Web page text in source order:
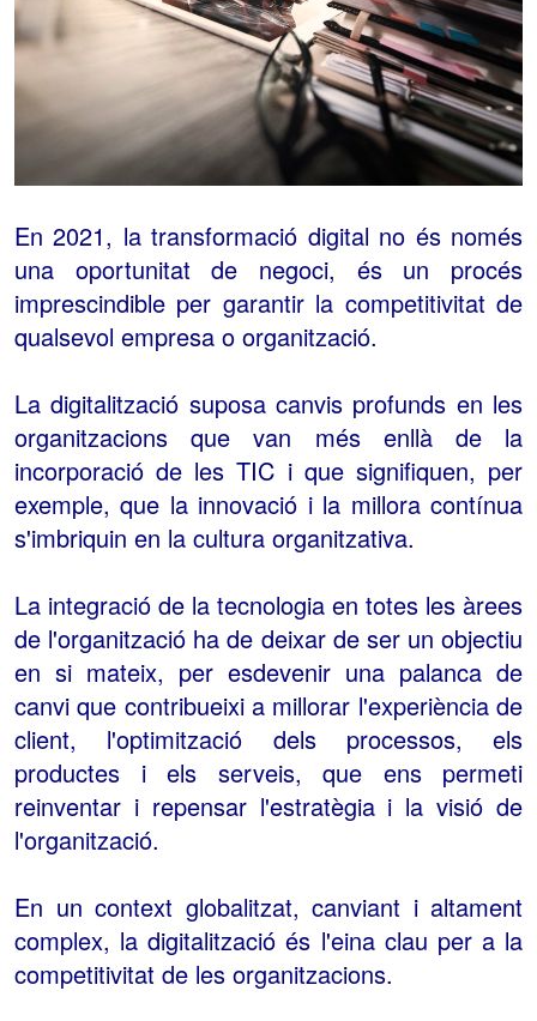
En 2021, la transformació digital no és només
una oportunitat de negoci, és un procés
imprescindible per garantir la competitivitat de
qualsevol empresa o organització.
La digitalització suposa canvis profunds en les
organitzacions que van més enllà de la
incorporació de les TIC i que signifiquen, per
exemple, que la innovació i la millora contínua
s'imbriquin en la cultura organitzativa.
La integració de la tecnologia en totes les àrees
de l'organització ha de deixar de ser un objectiu
en si mateix, per esdevenir una palanca de
canvi que contribueixi a millorar l'experiència de
client, l'optimització dels processos, els
productes i els serveis, que ens permeti
reinventar i repensar l'estratègia i la visió de
l'organització.
En un context globalitzat, canviant i altament
complex, la digitalització és l'eina clau per a la
competitivitat de les organitzacions.